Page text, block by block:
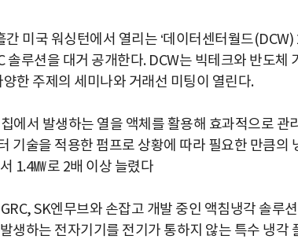
미국 워싱턴에서 열리는 ‘데이터센터월드(DCW)
솔루션을 대거 공개한다. DCW는 빅테크와 반도체
한 주제의 세미나와 거래선 미팅이 열린다.
에서 발생하는 열을 액체를 활용해 효과적으로 관
기술을 적용한 펌프로 상황에 따라 필요한 만큼의
1.4㎿로 2배 이상 늘렸다
SK엔무브와 손잡고 개발 중인 액침냉각 솔루
생하는 전자기기를 전기가 통하지 않는 특수 냉각